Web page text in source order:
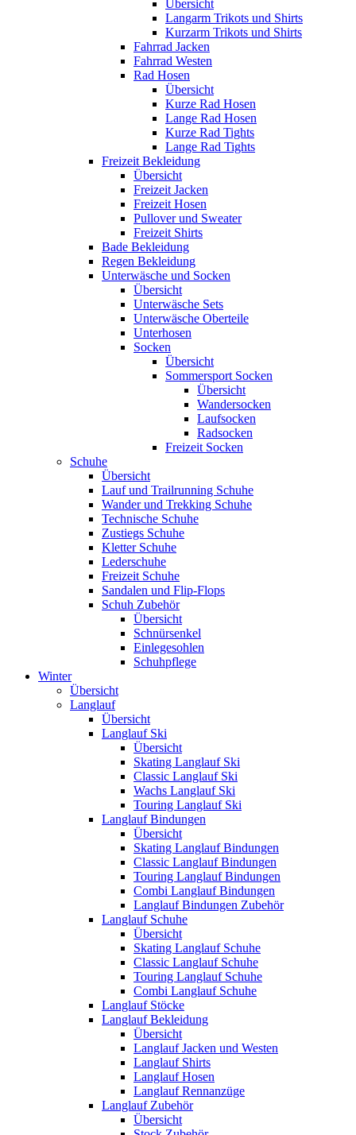
Übersicht
Langarm Trikots und Shirts
Kurzarm Trikots und Shirts
Fahrrad Jacken
Fahrrad Westen
Rad Hosen
Übersicht
Kurze Rad Hosen
Lange Rad Hosen
Kurze Rad Tights
Lange Rad Tights
Freizeit Bekleidung
Übersicht
Freizeit Jacken
Freizeit Hosen
Pullover und Sweater
Freizeit Shirts
Bade Bekleidung
Regen Bekleidung
Unterwäsche und Socken
Übersicht
Unterwäsche Sets
Unterwäsche Oberteile
Unterhosen
Socken
Übersicht
Sommersport Socken
Übersicht
Wandersocken
Laufsocken
Radsocken
Freizeit Socken
Schuhe
Übersicht
Lauf und Trailrunning Schuhe
Wander und Trekking Schuhe
Technische Schuhe
Zustiegs Schuhe
Kletter Schuhe
Lederschuhe
Freizeit Schuhe
Sandalen und Flip-Flops
Schuh Zubehör
Übersicht
Schnürsenkel
Einlegesohlen
Schuhpflege
Winter
Übersicht
Langlauf
Übersicht
Langlauf Ski
Übersicht
Skating Langlauf Ski
Classic Langlauf Ski
Wachs Langlauf Ski
Touring Langlauf Ski
Langlauf Bindungen
Übersicht
Skating Langlauf Bindungen
Classic Langlauf Bindungen
Touring Langlauf Bindungen
Combi Langlauf Bindungen
Langlauf Bindungen Zubehör
Langlauf Schuhe
Übersicht
Skating Langlauf Schuhe
Classic Langlauf Schuhe
Touring Langlauf Schuhe
Combi Langlauf Schuhe
Langlauf Stöcke
Langlauf Bekleidung
Übersicht
Langlauf Jacken und Westen
Langlauf Shirts
Langlauf Hosen
Langlauf Rennanzüge
Langlauf Zubehör
Übersicht